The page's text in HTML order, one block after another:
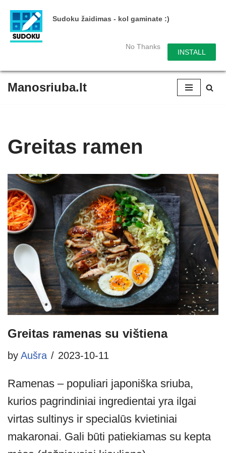
Sudoku žaidimas - kol gaminate :)
No Thanks
INSTALL
content
Manosriuba.lt
Greitas ramen
Greitas ramenas su vištiena
by Aušra 2023-10-11
Ramenas – populiari japoniška sriuba,
kurios pagrindiniai ingredientai yra ilgai
virtas sultinys ir specialūs kvietiniai
makaronai. Gali būti patiekiamas su kepta